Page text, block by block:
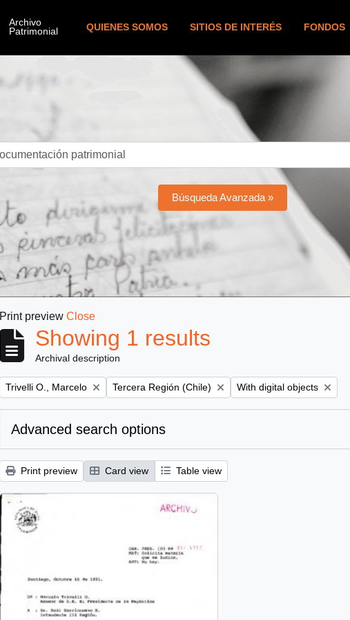
QUIENES SOMOS SITIOS DE INTERÉS FONDOS
Búsqueda Avanzada »
Print preview Close
Showing 1 results
Archival description
Remove filter:
Trivelli O., Marcelo Remove filter:
Tercera Región (Chile) Remove filter:
With digital objects
Advanced search options
Print preview Card view Table view